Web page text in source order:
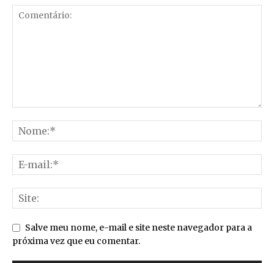
Salve meu nome, e-mail e site neste navegador para a
próxima vez que eu comentar.